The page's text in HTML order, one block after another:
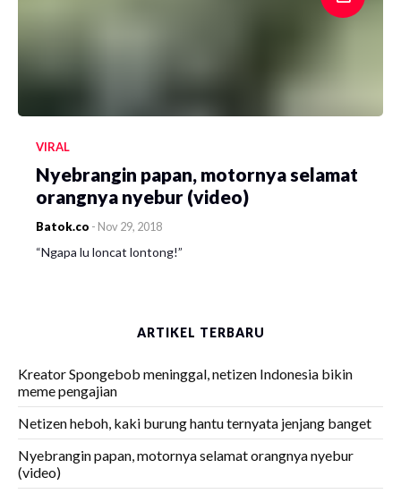
VIRAL
Nyebrangin papan, motornya selamat
orangnya nyebur (video)
Batok.co - Nov 29, 2018
“Ngapa lu loncat lontong!”
ARTIKEL TERBARU
Kreator Spongebob meninggal, netizen Indonesia bikin
meme pengajian
Netizen heboh, kaki burung hantu ternyata jenjang banget
Nyebrangin papan, motornya selamat orangnya nyebur
(video)